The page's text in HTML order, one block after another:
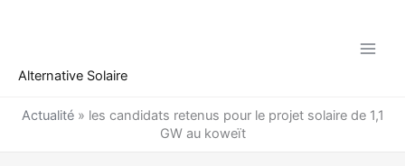
Alternative Solaire
Actualité» les candidats retenus pour le projet solaire de 1,1
GW au koweït